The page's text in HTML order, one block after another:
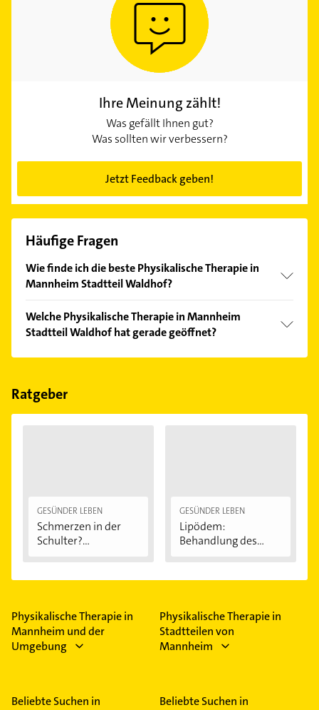
Ihre Meinung zählt!
Was gefällt Ihnen gut?
Was sollten wir verbessern?
Jetzt Feedback geben!
Häufige Fragen
Wie finde ich die beste Physikalische Therapie in
Mannheim Stadtteil Waldhof?
Kundenmeinungen und profitieren Sie von den
Empfehlungen. Die Suchergebnisse können Sie sich
einfach nachBewertungensortiert anzeigen lassen.
Welche Physikalische Therapie in Mannheim
Stadtteil Waldhof hat gerade geöffnet?
Im Anbieter-Bereich finden Sie alleÖffnungszeiten.
Feiertagen abweichen können.
Ratgeber
GESÜNDER LEBEN
Schmerzen in der
Schulter?
GESÜNDER LEBEN
Lipödem:
Behandlung des
Physikalische Therapie in
Mannheim und der
Umgebung
Physikalische Therapie in
Stadtteilen von
Mannheim
Beliebte Suchen in
Beliebte Suchen in